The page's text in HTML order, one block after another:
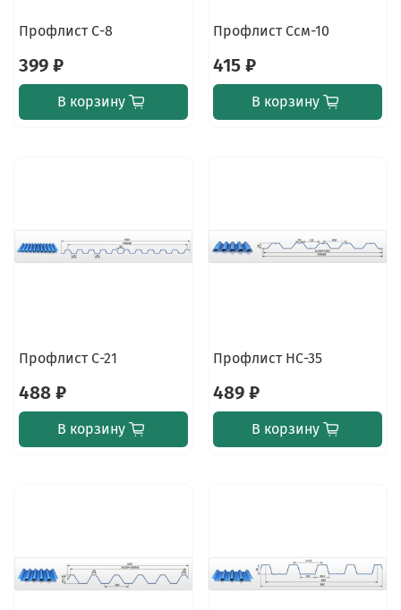
Профлист С-8
399 ₽
В корзину
Профлист Ссм-10
415 ₽
В корзину
Профлист С-21
488 ₽
В корзину
Профлист НС-35
489 ₽
В корзину